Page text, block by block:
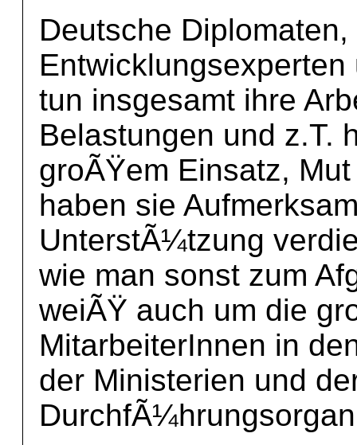
Deutsche
tun insgesamt ihre
Belastungen und z.T.
groÃŸem Einsatz,
haben sie
UnterstÃ¼tzung
wie man sonst zum
weiÃŸ auch um die
MitarbeiterInnen in
der Ministerien und